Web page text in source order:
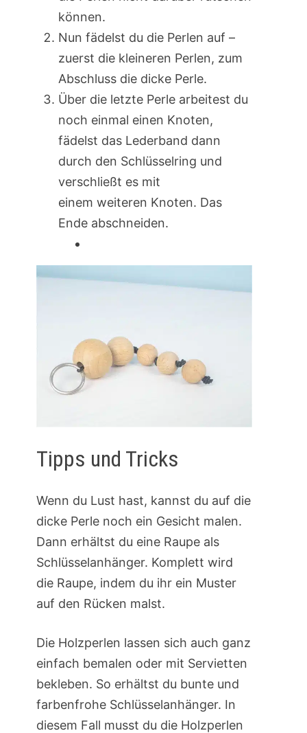
können.
Nun fädelst du die Perlen auf –
zuerst die kleineren Perlen, zum
Abschluss die dicke Perle.
Über die letzte Perle arbeitest du
noch einmal einen Knoten,
fädelst das Lederband dann
durch den Schlüsselring und
verschließt es mit
einem weiteren Knoten. Das
Ende abschneiden.
Tipps und Tricks
Wenn du Lust hast, kannst du auf die
dicke Perle noch ein Gesicht malen.
Dann erhältst du eine Raupe als
Schlüsselanhänger. Komplett wird
die Raupe, indem du ihr ein Muster
auf den Rücken malst.
Die Holzperlen lassen sich auch ganz
einfach bemalen oder mit Servietten
bekleben. So erhältst du bunte und
farbenfrohe Schlüsselanhänger. In
diesem Fall musst du die Holzperlen